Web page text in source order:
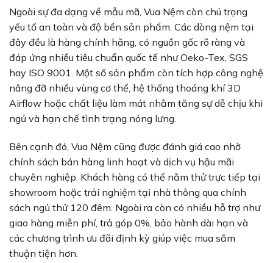
Ngoài sự đa dạng về mẫu mã, Vua Nệm còn chú trọng
yếu tố an toàn và độ bền sản phẩm. Các dòng nệm tại
đây đều là hàng chính hãng, có nguồn gốc rõ ràng và
đáp ứng nhiều tiêu chuẩn quốc tế như Oeko-Tex, SGS
hay ISO 9001. Một số sản phẩm còn tích hợp công nghệ
nâng đỡ nhiều vùng cơ thể, hệ thống thoáng khí 3D
Airflow hoặc chất liệu làm mát nhằm tăng sự dễ chịu khi
ngủ và hạn chế tình trạng nóng lưng.
Bên cạnh đó, Vua Nệm cũng được đánh giá cao nhờ
chính sách bán hàng linh hoạt và dịch vụ hậu mãi
chuyên nghiệp. Khách hàng có thể nằm thử trực tiếp tại
showroom hoặc trải nghiệm tại nhà thông qua chính
sách ngủ thử 120 đêm. Ngoài ra còn có nhiều hỗ trợ như
giao hàng miễn phí, trả góp 0%, bảo hành dài hạn và
các chương trình ưu đãi định kỳ giúp việc mua sắm
thuận tiện hơn.